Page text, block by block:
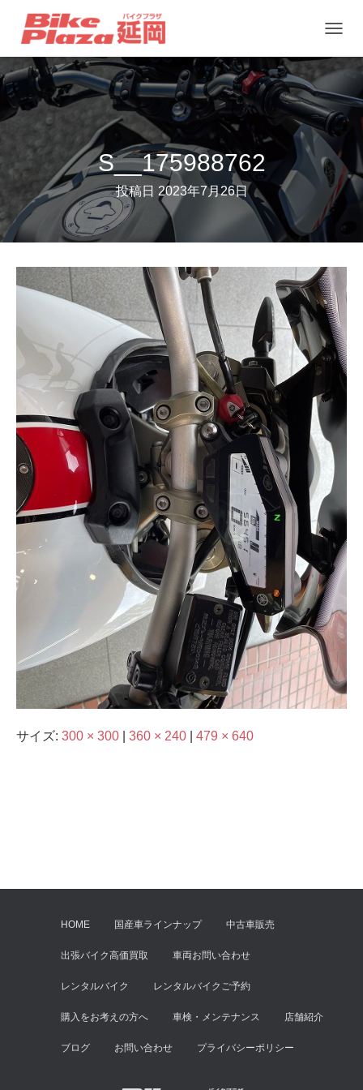
ビ
ー
シ
ョ
ン
を
り
え
S__175988762
投稿日 2023年7月26日
サイズ: 300 × 300 360 × 240 479 × 640
HOME 国産車ラインナップ 中古車販売
出張バイク高価買取 車両お問い合わせ
レンタルバイク レンタルバイクご予約
購入をお考えの方へ 車検・メンテナンス 店舗紹介
ブログ お問い合わせ プライバシーポリシー